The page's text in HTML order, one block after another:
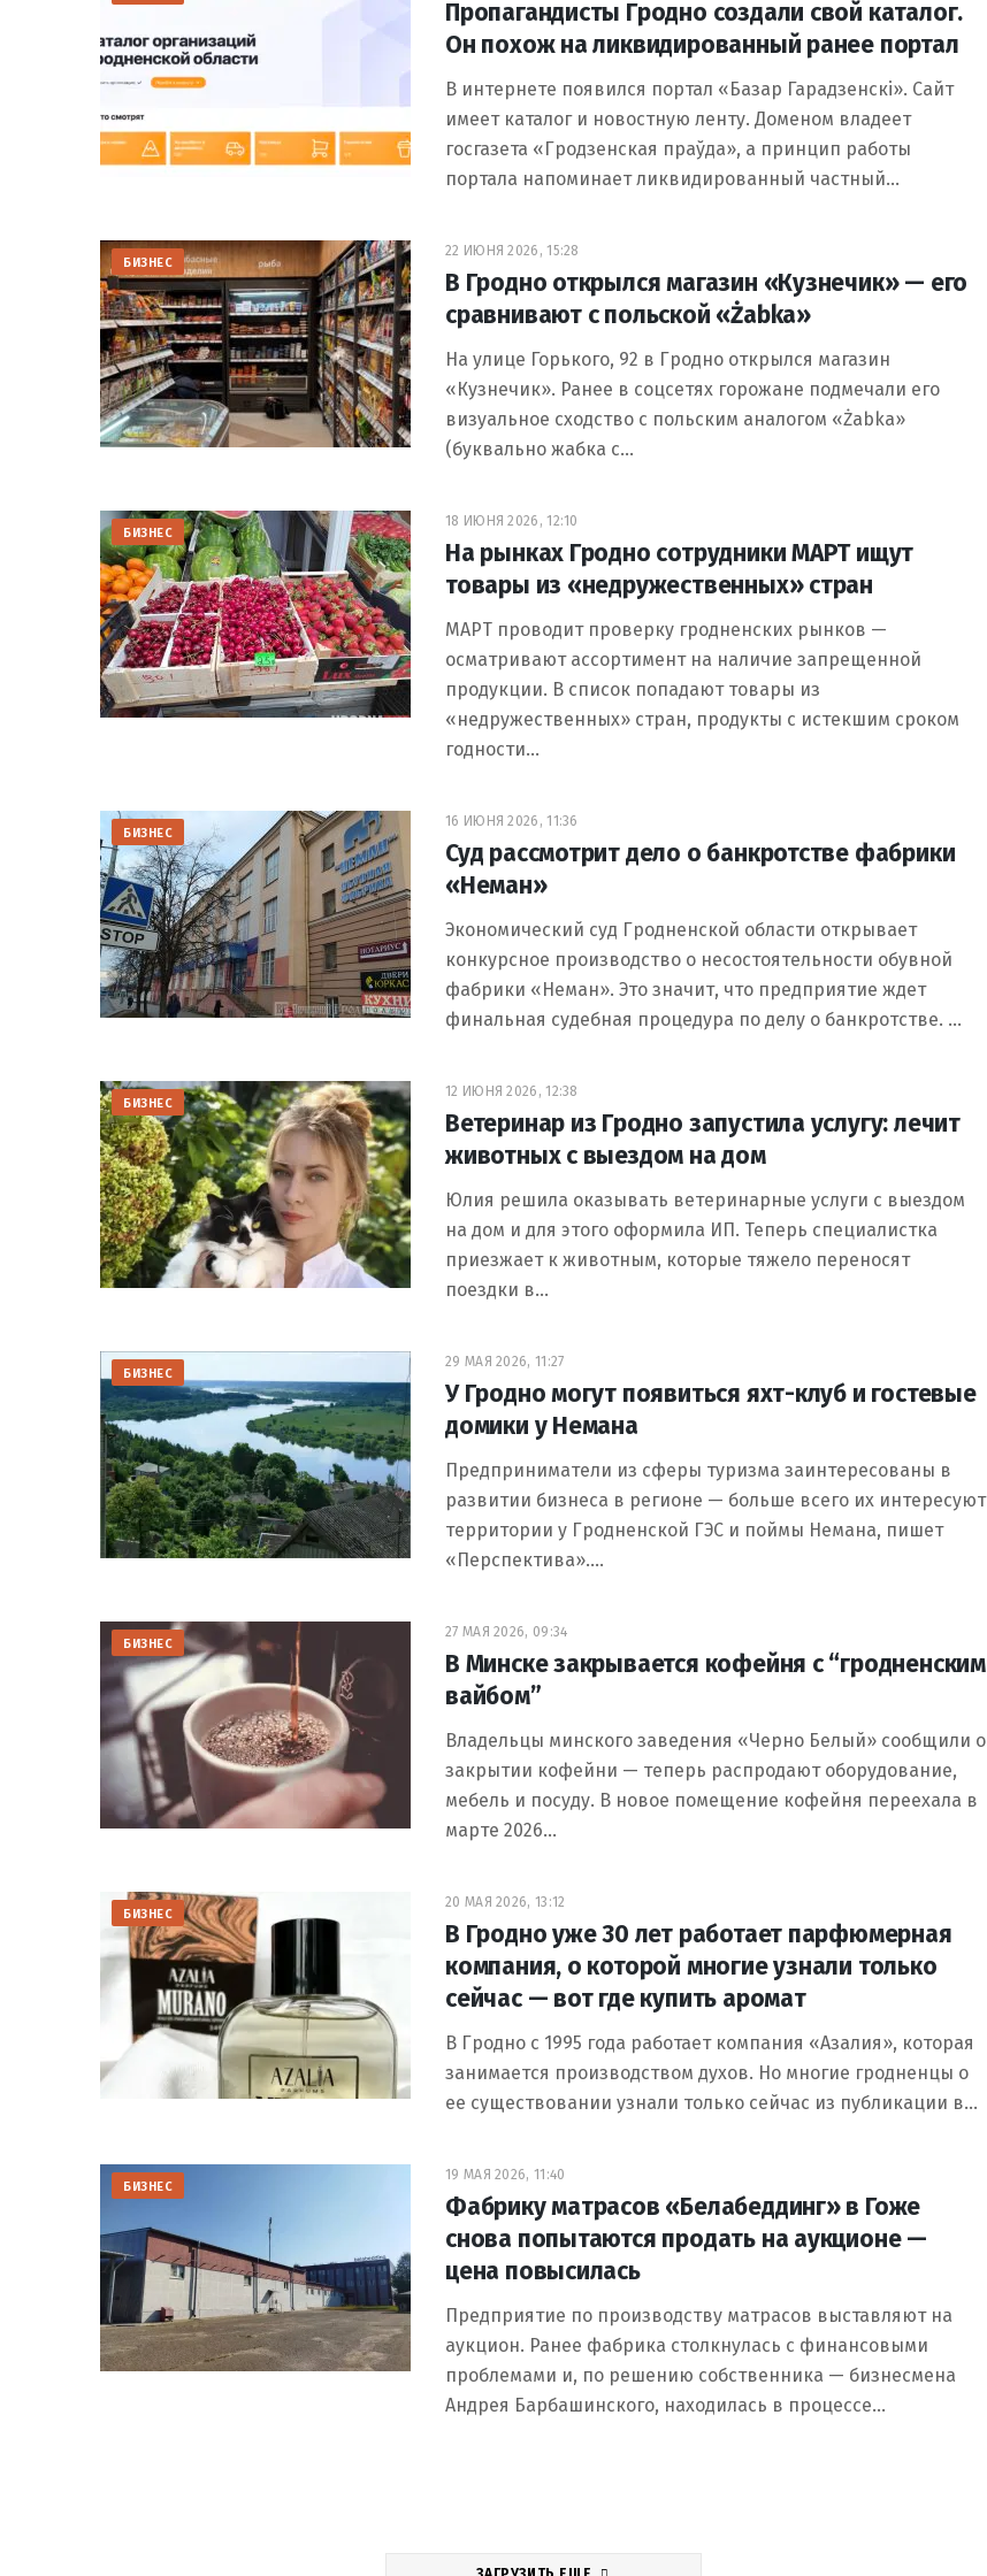
Пропагандисты Гродно создали свой каталог.
Он похож на ликвидированный ранее портал
В интернете появился портал «Базар Гарадзенскі». Сайт
имеет каталог и новостную ленту. Доменом владеет
госгазета «Гродзенская праўда», а принцип работы
портала напоминает ликвидированный частный…
БИЗНЕС
22 ИЮНЯ 2026, 15:28
В Гродно открылся магазин «Кузнечик» — его
сравнивают с польской «Żabka»
На улице Горького, 92 в Гродно открылся магазин
«Кузнечик». Ранее в соцсетях горожане подмечали его
визуальное сходство с польским аналогом «Żabka»
(буквально жабка с…
БИЗНЕС
18 ИЮНЯ 2026, 12:10
На рынках Гродно сотрудники МАРТ ищут
товары из «недружественных» стран
МАРТ проводит проверку гродненских рынков —
осматривают ассортимент на наличие запрещенной
продукции. В список попадают товары из
«недружественных» стран, продукты с истекшим сроком
годности…
БИЗНЕС
16 ИЮНЯ 2026, 11:36
Суд рассмотрит дело о банкротстве фабрики
«Неман»
Экономический суд Гродненской области открывает
конкурсное производство о несостоятельности обувной
фабрики «Неман». Это значит, что предприятие ждет
финальная судебная процедура по делу о банкротстве. …
БИЗНЕС
12 ИЮНЯ 2026, 12:38
Ветеринар из Гродно запустила услугу: лечит
животных с выездом на дом
Юлия решила оказывать ветеринарные услуги с выездом
на дом и для этого оформила ИП. Теперь специалистка
приезжает к животным, которые тяжело переносят
поездки в…
БИЗНЕС
29 МАЯ 2026, 11:27
У Гродно могут появиться яхт-клуб и гостевые
домики у Немана
Предприниматели из сферы туризма заинтересованы в
развитии бизнеса в регионе — больше всего их интересуют
территории у Гродненской ГЭС и поймы Немана, пишет
«Перспектива».…
БИЗНЕС
27 МАЯ 2026, 09:34
В Минске закрывается кофейня с “гродненским
вайбом”
Владельцы минского заведения «Черно Белый» сообщили о
закрытии кофейни — теперь распродают оборудование,
мебель и посуду. В новое помещение кофейня переехала в
марте 2026…
БИЗНЕС
20 МАЯ 2026, 13:12
В Гродно уже 30 лет работает парфюмерная
компания, о которой многие узнали только
сейчас — вот где купить аромат
В Гродно с 1995 года работает компания «Азалия», которая
занимается производством духов. Но многие гродненцы о
ее существовании узнали только сейчас из публикации в…
БИЗНЕС
19 МАЯ 2026, 11:40
Фабрику матрасов «Белабеддинг» в Гоже
снова попытаются продать на аукционе —
цена повысилась
Предприятие по производству матрасов выставляют на
аукцион. Ранее фабрика столкнулась с финансовыми
проблемами и, по решению собственника — бизнесмена
Андрея Барбашинского, находилась в процессе…